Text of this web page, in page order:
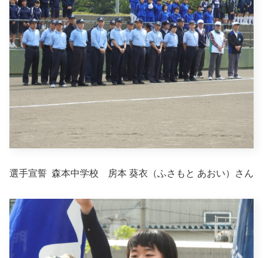
選手宣誓 森本中学校 房本 葵衣（ふさもと あおい）さん